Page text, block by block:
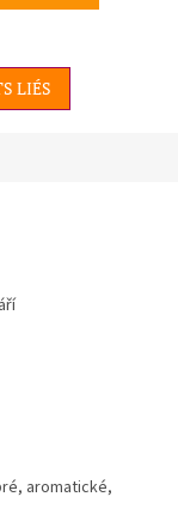
LIÉS
aromatické,